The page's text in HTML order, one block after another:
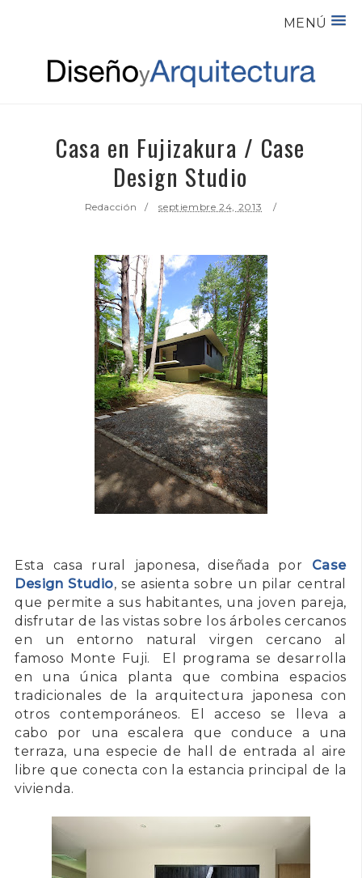
MENÚ
Casa en Fujizakura / Case
Design Studio
Redacción septiembre 24, 2013
Esta casa rural japonesa, diseñada por Case
Design Studio, se asienta sobre un pilar central
que permite a sus habitantes, una joven pareja,
disfrutar de las vistas sobre los árboles cercanos
en un entorno natural virgen cercano al
famoso Monte Fuji. El programa se desarrolla
en una única planta que combina espacios
tradicionales de la arquitectura japonesa con
otros contemporáneos. El acceso se lleva a
cabo por una escalera que conduce a una
terraza, una especie de hall de entrada al aire
libre que conecta con la estancia principal de la
vivienda.